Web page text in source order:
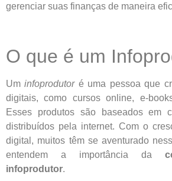
gerenciar suas finanças de maneira
O que é um
Uminfoprodutoré uma pessoa que
digitais, como cursos online, e-
Esses produtos são baseados em
distribuídos pela internet. Com o
digital, muitos têm se aventurado
entendem a importância da
infoprodutor.